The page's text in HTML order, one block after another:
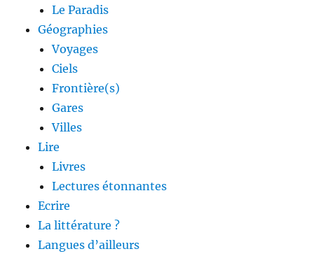
Le Paradis
Géographies
Voyages
Ciels
Frontière(s)
Gares
Villes
Lire
Livres
Lectures étonnantes
Ecrire
La littérature ?
Langues d’ailleurs